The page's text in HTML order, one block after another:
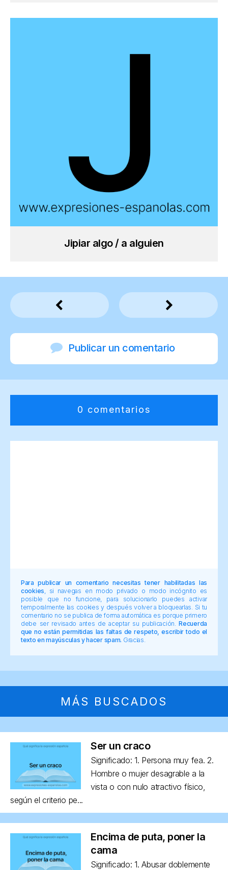
Jipiar algo / a alguien
Publicar un comentario
0 comentarios
Para publicar un comentario necesitas tener habilitadas las
cookies , si navegas en modo privado o modo incógnito es
posible que no funcione, para solucionarlo puedes activar
temporalmente las cookies y después volver a bloquearlas. Si tu
comentario no se publica de forma automática es porque primero
debe ser revisado antes de aceptar su publicación.Recuerda
que no están permitidas las faltas de respeto, escribir todo el
texto en mayúsculas y hacer spam. Gracias.
MÁS BUSCADOS
Ser un craco
Significado: 1. Persona muy fea. 2.
Hombre o mujer desagrable a la
vista o con nulo atractivo físico,
según el criterio pe...
Encima de puta, poner la
cama
Significado: 1. Abusar doblemente